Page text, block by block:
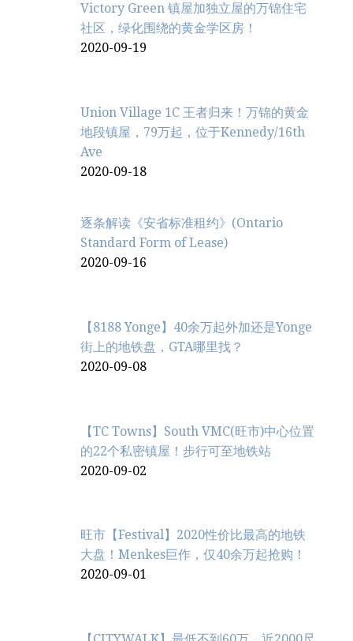
Victory Green 镇屋加独立屋的万锦住宅
社区，绿化围绕的黄金学区房！
2020-09-19
Union Village 1C 王者归来！万锦的黄金
地段镇屋，79万起，位于Kennedy/16th
Ave
2020-09-18
逐条解读《安省标准租约》(Ontario
Standard Form of Lease)
2020-09-16
【8188 Yonge】40余万起外加还是Yonge
街上的地铁盘，GTA哪里找？
2020-09-08
【TC Towns】South VMC(旺市)中心位置
的22个私密镇屋！步行可至地铁站
2020-09-02
旺市【Festival】2020性价比最高的地铁
大盘！Menkes巨作，仅40余万起抢购！
2020-09-01